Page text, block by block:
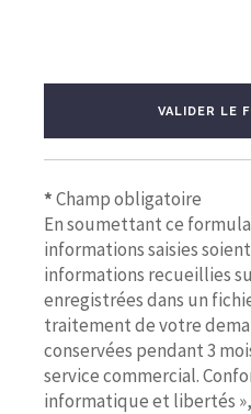
VALIDER LE
*Champ obligatoire
En soumettant ce
informations saisies
informations recueillies
enregistrées dans un
traitement de votre
conservées pendant 3
service commercial.
informatique et libertés